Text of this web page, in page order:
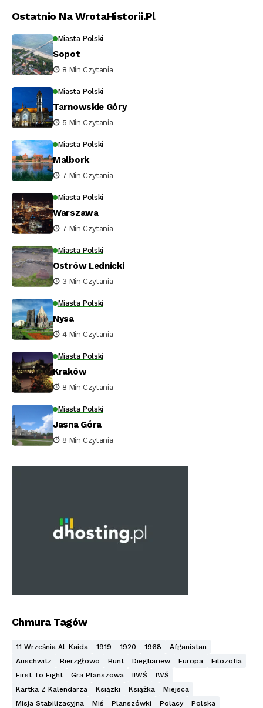
Ostatnio Na WrotaHistorii.pl
Miasta Polski
Sopot
8 Min Czytania
Miasta Polski
Tarnowskie Góry
5 Min Czytania
Miasta Polski
Malbork
7 Min Czytania
Miasta Polski
Warszawa
7 Min Czytania
Miasta Polski
Ostrów Lednicki
3 Min Czytania
Miasta Polski
Nysa
4 Min Czytania
Miasta Polski
Kraków
8 Min Czytania
Miasta Polski
Jasna Góra
8 Min Czytania
Chmura Tagów
11 Września Al-Kaida 1919 - 1920 1968
Afganistan
Auschwitz
Bierzgłowo Bunt Diegtiariew Europa
Filozofia
First To Fight
Gra Planszowa IIWŚ
IWŚ
Kartka Z Kalendarza
Ksiązki Książka
Miejsca
Misja Stabilizacyjna
Miś Planszówki Polacy
Polska